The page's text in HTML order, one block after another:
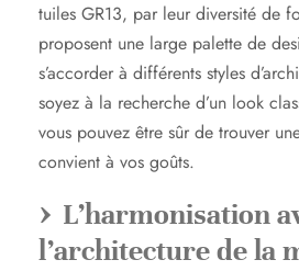
tuiles GR13, par leur diversité de
proposent une large palette de
s’accorder à différents styles
soyez à la recherche d’un look
vous pouvez être sûr de trouver
convient à vos goûts.
L’harmonisation
l’architecture de la